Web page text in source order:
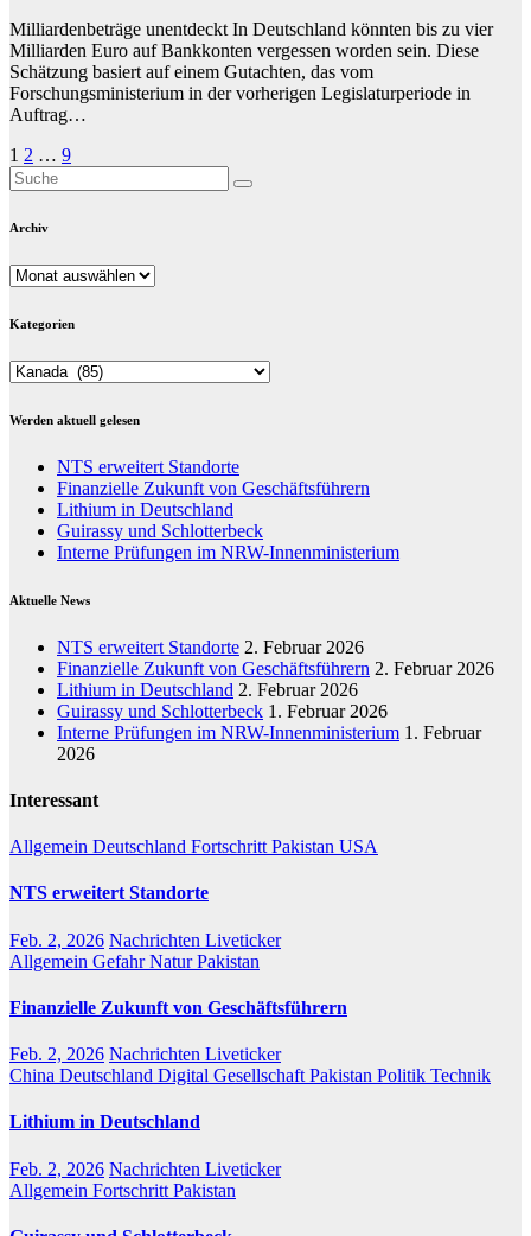
Milliardenbeträge unentdeckt In Deutschland könnten bis zu vier
Milliarden Euro auf Bankkonten vergessen worden sein. Diese
Schätzung basiert auf einem Gutachten, das vom
Forschungsministerium in der vorherigen Legislaturperiode in
Auftrag…
Beitragsnavigation
1 2 … 9
Archiv
Archiv
Kategorien
Kategorien
Werden aktuell gelesen
NTS erweitert Standorte
Finanzielle Zukunft von Geschäftsführern
Lithium in Deutschland
Guirassy und Schlotterbeck
Interne Prüfungen im NRW-Innenministerium
Aktuelle News
NTS erweitert Standorte 2. Februar 2026
Finanzielle Zukunft von Geschäftsführern 2. Februar 2026
Lithium in Deutschland 2. Februar 2026
Guirassy und Schlotterbeck 1. Februar 2026
Interne Prüfungen im NRW-Innenministerium 1. Februar
2026
Interessant
Allgemein Deutschland Fortschritt Pakistan USA
NTS erweitert Standorte
Feb. 2, 2026 Nachrichten Liveticker
Allgemein GefahrNaturPakistan
Finanzielle Zukunft von Geschäftsführern
Feb. 2, 2026 Nachrichten Liveticker
China Deutschland Digital Gesellschaft Pakistan Politik Technik
Lithium in Deutschland
Feb. 2, 2026 Nachrichten Liveticker
Allgemein Fortschritt Pakistan